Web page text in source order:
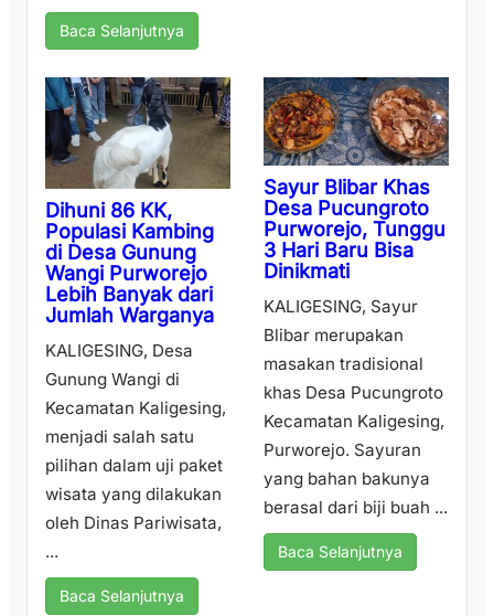
Baca Selanjutnya
Dihuni 86 KK,
Populasi Kambing
di Desa Gunung
Wangi Purworejo
Lebih Banyak dari
Jumlah Warganya
KALIGESING, Desa
Gunung Wangi di
Kecamatan Kaligesing,
menjadi salah satu
pilihan dalam uji paket
wisata yang dilakukan
oleh Dinas Pariwisata,
...
Baca Selanjutnya
Sayur Blibar Khas
Desa Pucungroto
Purworejo, Tunggu
3 Hari Baru Bisa
Dinikmati
KALIGESING, Sayur
Blibar merupakan
masakan tradisional
khas Desa Pucungroto
Kecamatan Kaligesing,
Purworejo. Sayuran
yang bahan bakunya
berasal dari biji buah ...
Baca Selanjutnya